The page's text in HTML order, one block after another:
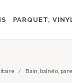
PARQUET,
Bain, balnéo,